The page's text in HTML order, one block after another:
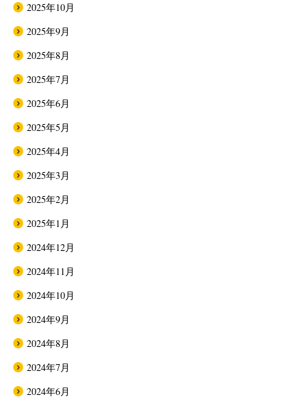
2025年10月
2025年9月
2025年8月
2025年7月
2025年6月
2025年5月
2025年4月
2025年3月
2025年2月
2025年1月
2024年12月
2024年11月
2024年10月
2024年9月
2024年8月
2024年7月
2024年6月